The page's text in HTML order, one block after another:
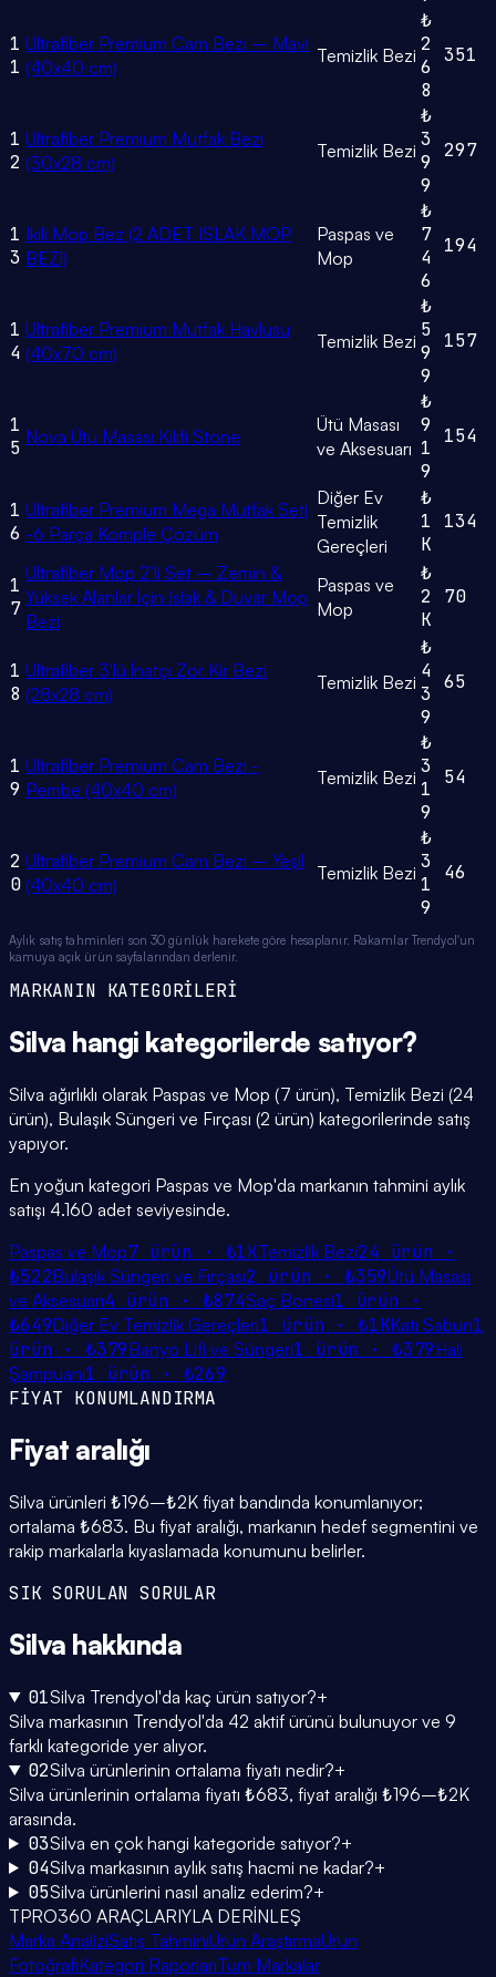
1
1
Ultrafiber Premium Cam Bezi – Mavi
(40x40 cm)
Temizlik Bezi
₺
2
6
8
351
1
2
Ultrafiber Premium Mutfak Bezi
(30x28 cm)
Temizlik Bezi
₺
3
9
9
297
1
3
Ikili Mop Bez (2 ADET ISLAK MOP
BEZİ)
Paspas ve
Mop
₺
7
4
6
194
1
4
Ultrafiber Premium Mutfak Havlusu
(40x70 cm)
Temizlik Bezi
₺
5
9
9
157
1
5 Nova Ütü Masası Kılıfı Stone
Ütü Masası
ve Aksesuarı
₺
9
1
9
154
1
6
Ultrafiber Premium Mega Mutfak Seti
-6 Parça Komple Çözüm
Diğer Ev
Temizlik
Gereçleri
₺
1
K
134
1
7
Ultrafiber Mop 2’li Set – Zemin &
Yüksek Alanlar İçin Islak & Duvar Mop
Bezi
Paspas ve
Mop
₺
2
K
70
1
8
Ultrafiber 3'lü İnatçı Zor Kir Bezi
(28x28 cm)
Temizlik Bezi
₺
4
3
9
65
1
9
Ultrafiber Premium Cam Bezi -
Pembe (40x40 cm)
Temizlik Bezi
₺
3
1
9
54
2
0
Ultrafiber Premium Cam Bezi – Yeşil
(40x40 cm)
Temizlik Bezi
₺
3
1
9
46
Aylık satış tahminleri son 30 günlük harekete göre hesaplanır. Rakamlar Trendyol'un
kamuya açık ürün sayfalarından derlenir.
MARKANIN KATEGORİLERİ
Silva hangi kategorilerde satıyor?
Silva ağırlıklı olarak Paspas ve Mop (7 ürün), Temizlik Bezi (24
ürün), Bulaşık Süngeri ve Fırçası (2 ürün) kategorilerinde satış
yapıyor.
En yoğun kategori Paspas ve Mop'da markanın tahmini aylık
satışı 4.160 adet seviyesinde.
Paspas ve Mop7ürün · ₺1KTemizlik Bezi24 ürün ·
₺522Bulaşık Süngeri ve Fırçası2 ürün · ₺359Ütü Masası
ve Aksesuarı4 ürün · ₺874Saç Bonesi1 ürün ·
₺649Diğer Ev Temizlik Gereçleri1 ürün · ₺1KKatı Sabun1
ürün · ₺379Banyo Lifi ve Süngeri1 ürün · ₺379Halı
Şampuanı1 ürün · ₺269
FİYAT KONUMLANDIRMA
Fiyat aralığı
Silva ürünleri ₺196–₺2K fiyat bandında konumlanıyor;
ortalama ₺683. Bu fiyat aralığı, markanın hedef segmentini ve
rakip markalarla kıyaslamada konumunu belirler.
SIK SORULAN SORULAR
Silva hakkında
01Silva Trendyol'da kaç ürün satıyor?+
Silva markasının Trendyol'da 42 aktif ürünü bulunuyor ve 9
farklı kategoride yer alıyor.
02Silva ürünlerinin ortalama fiyatı nedir?+
Silva ürünlerinin ortalama fiyatı ₺683, fiyat aralığı ₺196–₺2K
arasında.
03Silva en çok hangi kategoride satıyor?+
04Silva markasının aylık satış hacmi ne kadar?+
05Silva ürünlerini nasıl analiz ederim?+
TPRO360 ARAÇLARIYLA DERİNLEŞ
Marka AnaliziSatış TahminiÜrün AraştırmaÜrün
FotoğrafıKategori RaporlarıTüm Markalar